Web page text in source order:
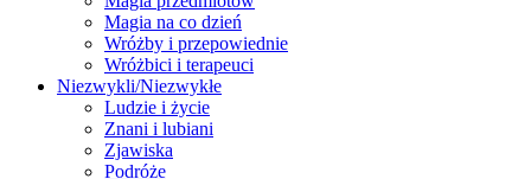
Magia na co dzień
Wróżby i przepowiednie
Wróżbici i terapeuci
Niezwykli/Niezwykłe
Ludzie i życie
Znani i lubiani
Zjawiska
Podróże